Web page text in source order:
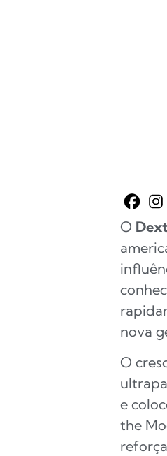
O
nova
O
e
the